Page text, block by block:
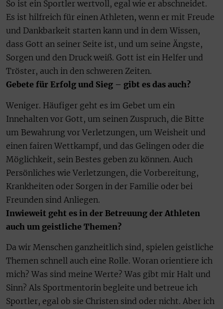
So ist ein Sportler wertvoll, egal wie er abschneidet.
Es ist hilfreich für einen Athleten, wenn er mit Freude
und Dankbarkeit starten kann und in dem Wissen,
dass Gott an seiner Seite ist, und um seine Ängste,
Sorgen und den Druck weiß. Gott ist ein Helfer und
Tröster, auch in den schweren Zeiten.
Gebete für Erfolg und Sieg – gibt es das auch?
Weniger. Häufiger geht es im Gebet um ein
Innehalten vor Gott, um seinen Zuspruch, die Bitte
um Bewahrung vor Verletzungen, um Weisheit und
einen fairen Wettkampf, und das Gelingen oder die
Möglichkeit, sein Bestes geben zu können. Auch
Persönliches wie Verletzungen, die Vorbereitung,
Krankheiten oder Sorgen in der Familie oder bei
Freunden sind Anliegen.
Inwieweit geht es in der Betreuung der Athleten
auch um geistliche Themen?
Da wir Menschen ganzheitlich sind, spielen geistliche
Themen schnell auch eine Rolle. Woran orientiere ich
mich? Was sind meine Werte? Was gibt mir Halt und
Sinn? Als Sportmentorin begleite und betreue ich
Sportler, egal ob sie Christen sind oder nicht. Aber ich